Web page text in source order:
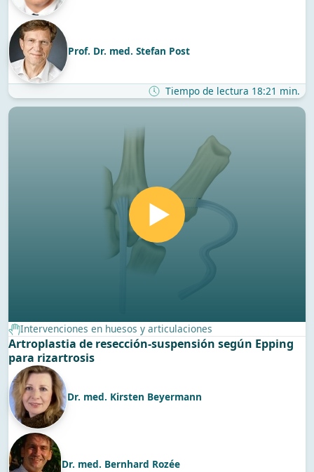
Prof. Dr. med. Stefan Post
Tiempo de lectura 18:21 min.
Intervenciones en huesos y articulaciones
Artroplastia de resección-suspensión según Epping
para rizartrosis
Dr. med. Kirsten Beyermann
Dr. med. Bernhard Rozée